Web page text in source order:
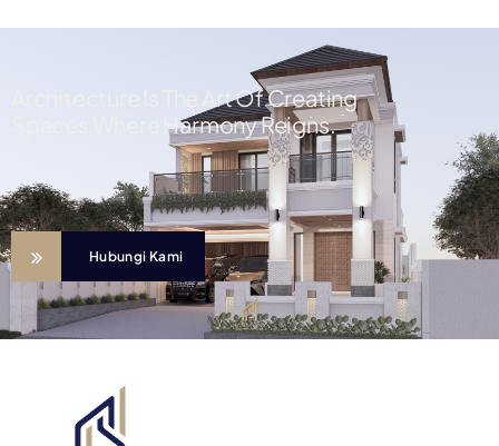
Architecture Is The Art Of Creating
Spaces Where Harmony Reigns.
Hubungi Kami